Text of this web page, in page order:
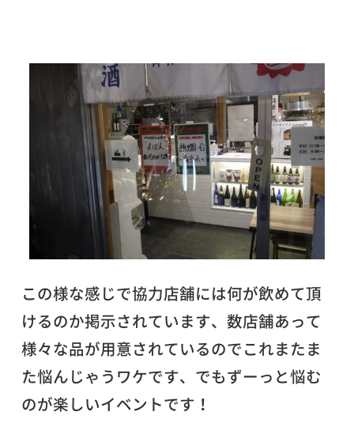
この様な感じで協力店舗には何が飲めて頂
けるのか掲示されています、数店舗あって
様々な品が用意されているのでこれまたま
た悩んじゃうワケです、でもずーっと悩む
のが楽しいイベントです！